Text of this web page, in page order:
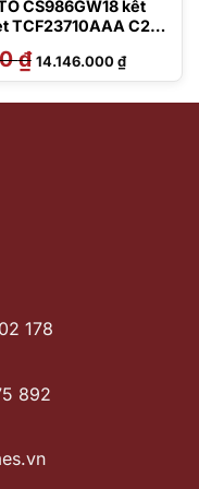
CS986GW18 kết
TCF23710AAA C2
₫ Giá
gốc
là:
14.146.000₫Giá
hiện
tại
178
892